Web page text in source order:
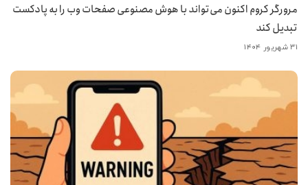
مرورگر کروم اکنون می‌تواند با هوش مصنوعی صفحات وب را به پادکست
تبدیل کند
۳۱ شهریور ۱۴۰۴